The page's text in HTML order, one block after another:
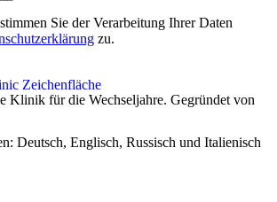
Sie der Verarbeitung Ihrer Daten
zu.
Klinik für die Wechseljahre. Gegründet von
Deutsch, Englisch, Russisch und Italienisch